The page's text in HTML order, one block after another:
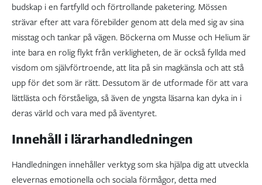
budskap i en fartfylld och förtrollande paketering. Mössen
strävar efter att vara förebilder genom att dela med sig av sina
misstag och tankar på vägen. Böckerna om Musse och Helium är
inte bara en rolig flykt från verkligheten, de är också fyllda med
visdom om självförtroende, att lita på sin magkänsla och att stå
upp för det som är rätt. Dessutom är de utformade för att vara
lättlästa och förståeliga, så även de yngsta läsarna kan dyka in i
deras värld och vara med på äventyret.
Innehåll i lärarhandledningen
Handledningen innehåller verktyg som ska hjälpa dig att utveckla
elevernas emotionella och sociala förmågor, detta med